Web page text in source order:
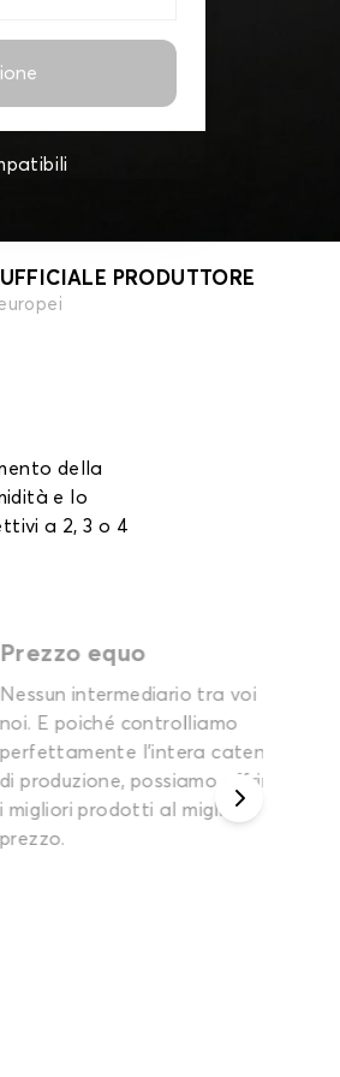
PRODUTTORE
della
e lo
a 2, 3 o 4
equo
intermediario tra voi e
poiché controlliamo
l'intera catena
possiamo offrirvi
prodotti al miglior